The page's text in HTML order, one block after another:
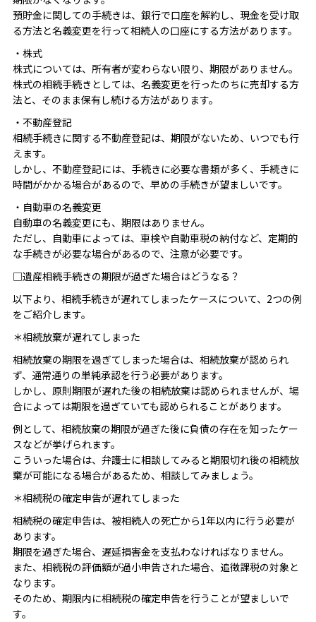
預貯金に関しての手続きは、銀行で口座を解約し、現金を受け取
る方法と名義変更を行って相続人の口座にする方法があります。
・株式
株式については、所有者が変わらない限り、期限がありません。
株式の相続手続きとしては、名義変更を行ったのちに売却する方
法と、そのまま保有し続ける方法があります。
・不動産登記
相続手続きに関する不動産登記は、期限がないため、いつでも行
えます。
しかし、不動産登記には、手続きに必要な書類が多く、手続きに
時間がかかる場合があるので、早めの手続きが望ましいです。
・自動車の名義変更
自動車の名義変更にも、期限はありません。
ただし、自動車によっては、車検や自動車税の納付など、定期的
な手続きが必要な場合があるので、注意が必要です。
□遺産相続手続きの期限が過ぎた場合はどうなる？
以下より、相続手続きが遅れてしまったケースについて、2つの例
をご紹介します。
＊相続放棄が遅れてしまった
相続放棄の期限を過ぎてしまった場合は、相続放棄が認められ
ず、通常通りの単純承認を行う必要があります。
しかし、原則期限が遅れた後の相続放棄は認められませんが、場
合によっては期限を過ぎていても認められることがあります。
例として、相続放棄の期限が過ぎた後に負債の存在を知ったケー
スなどが挙げられます。
こういった場合は、弁護士に相談してみると期限切れ後の相続放
棄が可能になる場合があるため、相談してみましょう。
＊相続税の確定申告が遅れてしまった
相続税の確定申告は、被相続人の死亡から1年以内に行う必要が
あります。
期限を過ぎた場合、遅延損害金を支払わなければなりません。
また、相続税の評価額が過小申告された場合、追徴課税の対象と
なります。
そのため、期限内に相続税の確定申告を行うことが望ましいで
す。